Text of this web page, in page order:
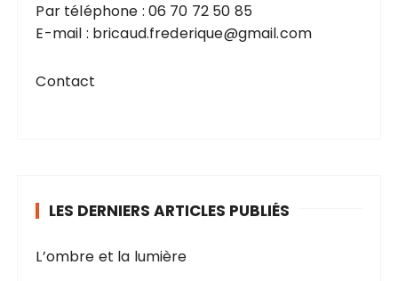
Par téléphone : 06 70 72 50 85
E-mail : bricaud.frederique@gmail.com
Contact
LES DERNIERS ARTICLES PUBLIÉS
L’ombre et la lumière